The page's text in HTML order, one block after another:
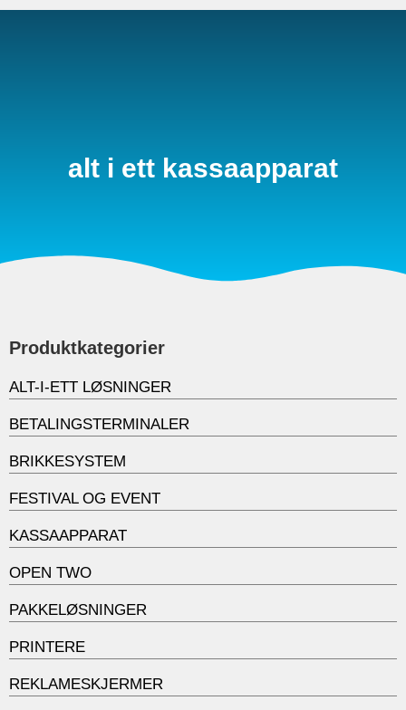
alt i ett kassaapparat
Produktkategorier
ALT-I-ETT LØSNINGER
BETALINGSTERMINALER
BRIKKESYSTEM
FESTIVAL OG EVENT
KASSAAPPARAT
OPEN TWO
PAKKELØSNINGER
PRINTERE
REKLAMESKJERMER